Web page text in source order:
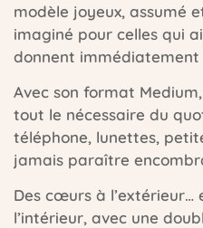
modèle joyeux, assumé
imaginé pour celles qui
donnent immédiatement
Avec son format
tout le nécessaire du
téléphone, lunettes,
jamais paraître
Des cœurs à l’extérieur…
l’intérieur, avec une